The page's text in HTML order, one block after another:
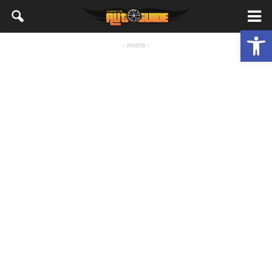
פתח סרגל נגישות - פרסומת -